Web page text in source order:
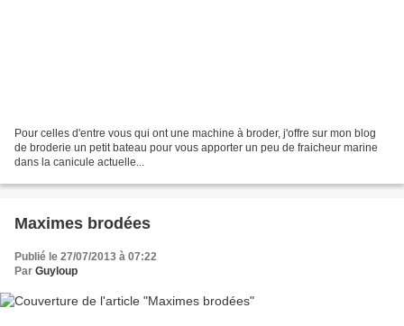
Pour celles d'entre vous qui ont une machine à broder, j'offre sur mon blog
de broderie un petit bateau pour vous apporter un peu de fraicheur marine
dans la canicule actuelle...
Maximes brodées
Publié le 27/07/2013 à 07:22
Par Guyloup